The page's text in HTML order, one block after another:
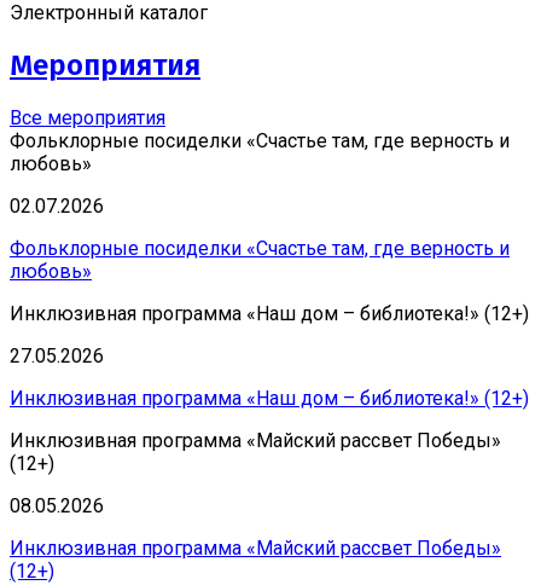
Электронный каталог
Мероприятия
Все мероприятия
Фольклорные посиделки «Счастье там, где верность и
любовь»
02.07.2026
Фольклорные посиделки «Счастье там, где верность и
любовь»
Инклюзивная программа «Наш дом – библиотека!» (12+)
27.05.2026
Инклюзивная программа «Наш дом – библиотека!» (12+)
Инклюзивная программа «Майский рассвет Победы»
(12+)
08.05.2026
Инклюзивная программа «Майский рассвет Победы»
(12+)